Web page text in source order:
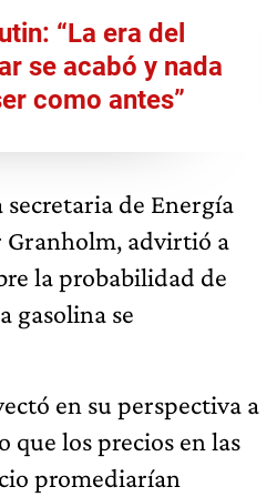
“La era del
se acabó y nada
como antes”
secretaria de Energía
Granholm, advirtió a
la probabilidad de
gasolina se
en su perspectiva a
que los precios en las
promediarían